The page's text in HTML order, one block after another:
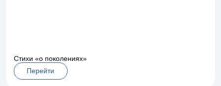
Стихи «о поколениях»
Перейти